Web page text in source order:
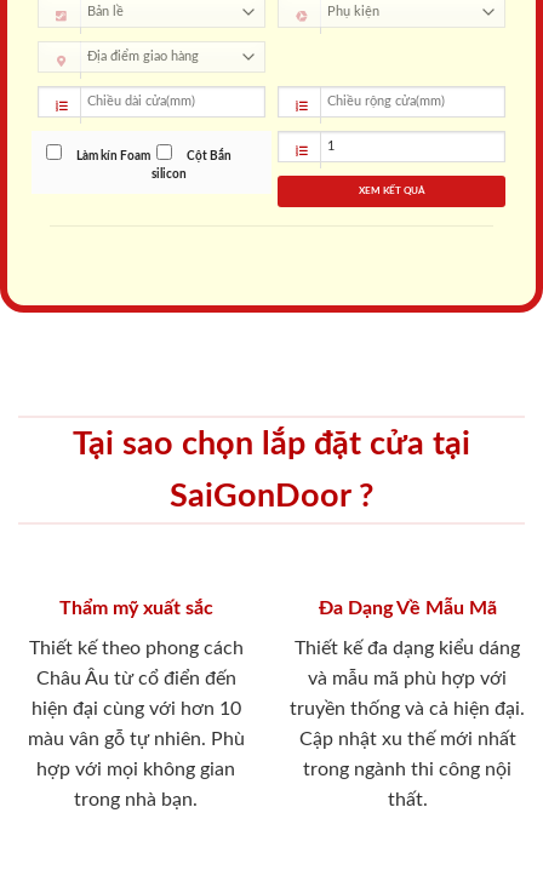
Làm kín Foam
Cột Bắn
silicon
XEM KẾT QUẢ
Tại sao chọn lắp đặt cửa tại
SaiGonDoor ?
Thẩm mỹ xuất sắc
Thiết kế theo phong cách
Châu Âu từ cổ điển đến
hiện đại cùng với hơn 10
màu vân gỗ tự nhiên. Phù
hợp với mọi không gian
trong nhà bạn.
Đa Dạng Về Mẫu Mã
Thiết kế đa dạng kiểu dáng
và mẫu mã phù hợp với
truyền thống và cả hiện đại.
Cập nhật xu thế mới nhất
trong ngành thi công nội
thất.